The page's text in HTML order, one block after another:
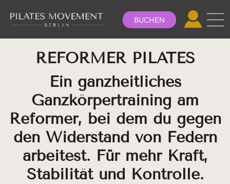
BUCHEN
REFORMER PILATES
Ein ganzheitliches
Ganzkörpertraining am
Reformer, bei dem du gegen
den Widerstand von Federn
arbeitest. Für mehr Kraft,
Stabilität und Kontrolle.